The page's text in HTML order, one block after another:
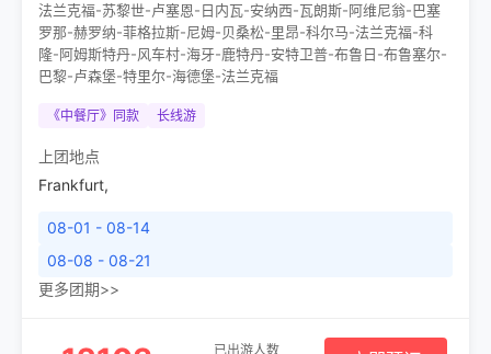
法兰克福-苏黎世-卢塞恩-日内瓦-安纳西-瓦朗斯-阿维尼翁-巴塞
罗那-赫罗纳-菲格拉斯-尼姆-贝桑松-里昂-科尔马-法兰克福-科
隆-阿姆斯特丹-风车村-海牙-鹿特丹-安特卫普-布鲁日-布鲁塞尔-
巴黎-卢森堡-特里尔-海德堡-法兰克福
《中餐厅》同款 长线游
上团地点
Frankfurt,
08-01 - 08-14
08-08 - 08-21
更多团期>>
已出游人数